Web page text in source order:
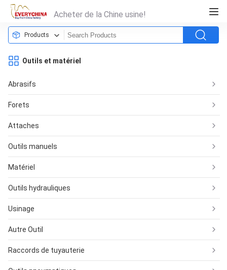
Acheter de la Chine usine!
Products
Outils et matériel
Abrasifs
Forets
Attaches
Outils manuels
Matériel
Outils hydrauliques
Usinage
Autre Outil
Raccords de tuyauterie